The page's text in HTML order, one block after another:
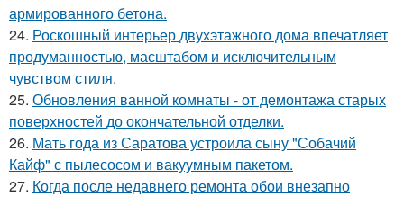
армированного бетона.
24. Роскошный интерьер двухэтажного дома впечатляет
продуманностью, масштабом и исключительным
чувством стиля.
25. Обновления ванной комнаты - от демонтажа старых
поверхностей до окончательной отделки.
26. Мать года из Саратова устроила сыну "Собачий
Кайф" с пылесосом и вакуумным пакетом.
27. Когда после недавнего ремонта обои внезапно